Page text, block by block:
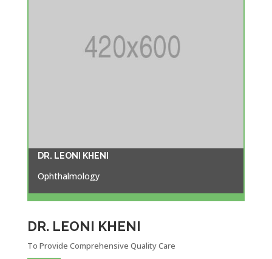
DR. LEONI KHENI
Ophthalmology
DR. LEONI KHENI
To Provide Comprehensive Quality Care